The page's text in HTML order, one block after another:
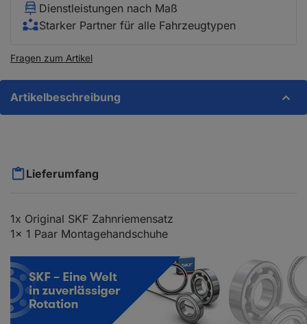
Dienstleistungen nach Maß
Starker Partner für alle Fahrzeugtypen
Fragen zum Artikel
Artikelbeschreibung
Lieferumfang
1x Original SKF Zahnriemensatz
1x 1 Paar Montagehandschuhe